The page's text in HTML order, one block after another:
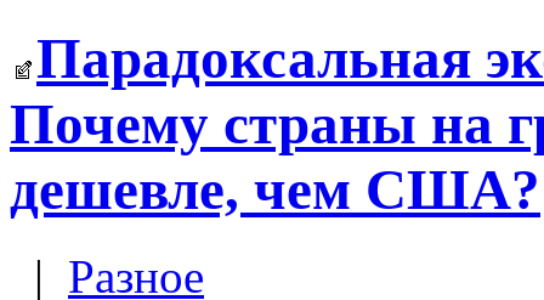
Парадоксальная
Почему страны на
дешевле, чем США?
| Разное